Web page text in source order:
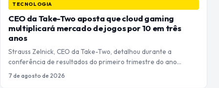
TECNOLOGIA
CEO da Take-Two aposta que cloud gaming
multiplicará mercado de jogos por 10 em três
anos
Strauss Zelnick, CEO da Take-Two, detalhou durante a
conferência de resultados do primeiro trimestre do ano…
7 de agosto de 2026